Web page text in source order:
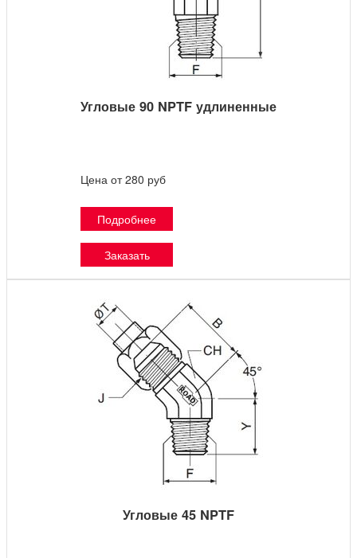
Угловые 90 NPTF удлиненные
Цена от 280 руб
Подробнее
Заказать
Угловые 45 NPTF